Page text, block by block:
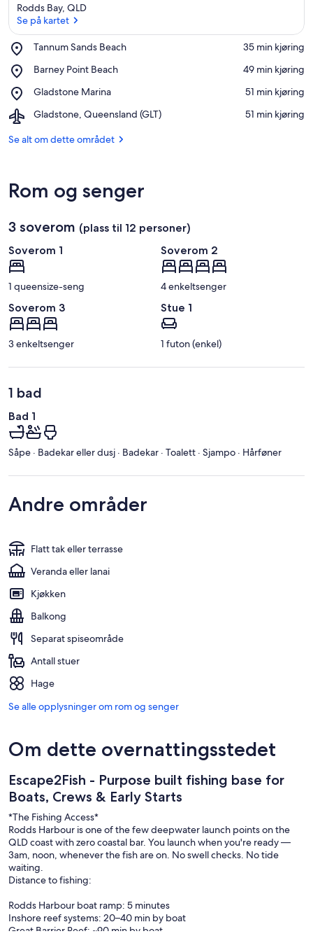
Rodds Bay, QLD
Se på kartet
Tannum Sands Beach
Place,
Sands
‪35 min kjøring‬
Barney Point Beach
Place,
Point
‪49 min kjøring‬
Gladstone Marina
Place,
Marina
‪51 min kjøring‬
Gladstone, Queensland (GLT)
Airport,
Queensland
‪51 min kjøring‬
Se alt om dette området
Rom og senger
3 soverom (plass til 12 personer)
Soverom 1
1 queensize-seng
Soverom 2
4 enkeltsenger
Soverom 3
3 enkeltsenger
Stue 1
1 futon (enkel)
1 bad
Bad 1
Såpe · Badekar eller dusj · Badekar · Toalett · Sjampo · Hårføner
Andre områder
Flatt tak eller terrasse
Veranda eller lanai
Kjøkken
Balkong
Separat spiseområde
Antall stuer
Hage
Se alle opplysninger om rom og senger
Om dette overnattingsstedet
Escape2Fish - Purpose built fishing base for
Boats, Crews & Early Starts
*The Fishing Access*
Rodds Harbour is one of the few deepwater launch points on the
QLD coast with zero coastal bar. You launch when you're ready —
3am, noon, whenever the fish are on. No swell checks. No tide
waiting.
Distance to fishing:
Rodds Harbour boat ramp: 5 minutes
Inshore reef systems: 20–40 min by boat
Great Barrier Reef: ~90 min by boat